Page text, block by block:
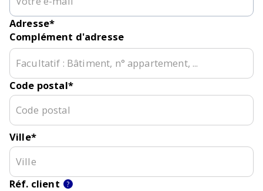
Adresse*
Complément d'adresse
Code postal*
Ville*
Réf. client ?